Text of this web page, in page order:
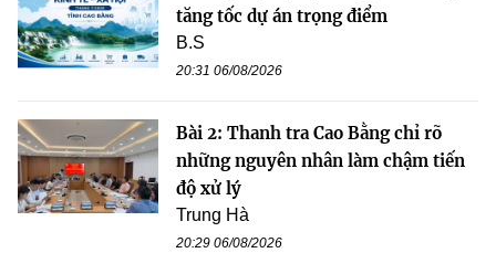
tăng tốc dự án trọng điểm
B.S
20:31 06/08/2026
Bài 2: Thanh tra Cao Bằng chỉ rõ
những nguyên nhân làm chậm tiến
độ xử lý
Trung Hà
20:29 06/08/2026